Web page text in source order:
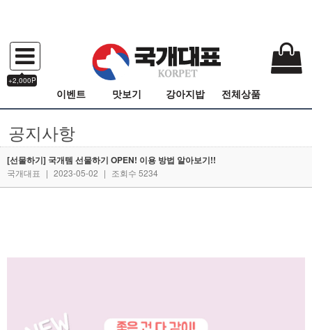
+2,000P
이벤트 맛보기 강아지밥 전체상품
공지사항
[선물하기] 국개템 선물하기 OPEN! 이용 방법 알아보기!!
국개대표 | 2023-05-02 | 조회수 5234